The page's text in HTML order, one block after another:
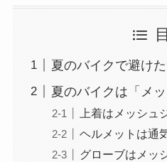
夏のバイクで避け
夏のバイクは「メ
上着はメッシュ
ヘルメットは通
グローブはメッ